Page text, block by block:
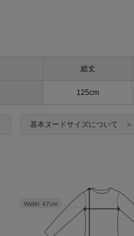
総丈
125cm
基本ヌードサイズについて ＞
Width 47cm